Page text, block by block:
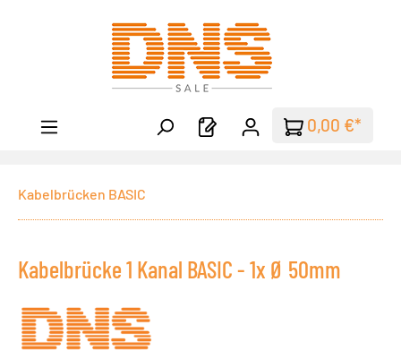
Zum Hauptinhalt springen
0,00 €*
Kabelbrücken BASIC
Kabelbrücke 1 Kanal BASIC - 1x Ø 50mm